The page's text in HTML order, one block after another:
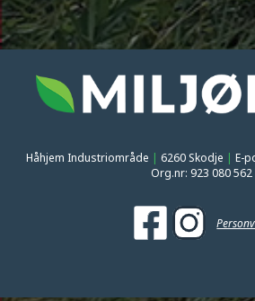
Håhjem Industriområde | 6260 Skodje | E-
Org.nr: 923 080 562